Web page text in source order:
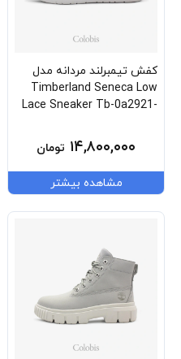
کفش تیمبرلند مردانه مدل
Timberland Seneca Low
Lace Sneaker Tb-0a2921-
۱۴,۸۰۰,۰۰۰ تومان
مشاهده بیشتر